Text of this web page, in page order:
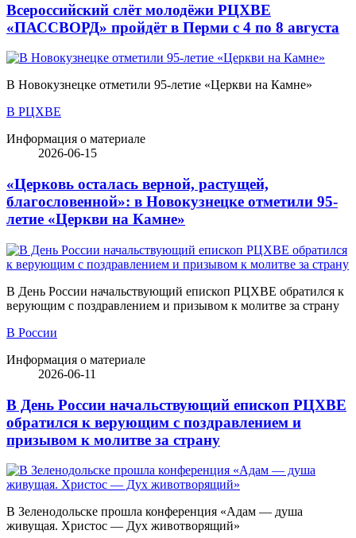
Всероссийский слёт молодёжи РЦХВЕ
«ПАССВОРД» пройдёт в Перми с 4 по 8 августа
В Новокузнецке отметили 95-летие «Церкви на Камне»
В РЦХВЕ
Информация о материале
2026-06-15
«Церковь осталась верной, растущей,
благословенной»: в Новокузнецке отметили 95-
летие «Церкви на Камне»
В День России начальствующий епископ РЦХВЕ обратился к
верующим с поздравлением и призывом к молитве за страну
В России
Информация о материале
2026-06-11
В День России начальствующий епископ РЦХВЕ
обратился к верующим с поздравлением и
призывом к молитве за страну
В Зеленодольске прошла конференция «Адам — душа
живущая. Христос — Дух животворящий»